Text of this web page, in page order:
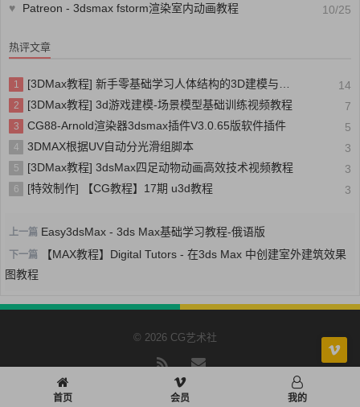
♥
Patreon - 3dsmax fstorm渲染室内动画教程 10/25
热评文章
1 [3DMax教程] 新手零基础学习人体结构的3D建模与技巧教程 14
2 [3DMax教程] 3d游戏建模-场景模型基础训练视频教程 7
3 CG88-Arnold渲染器3dsmax插件V3.0.65版软件插件 5
4 3DMAX根据UV自动分光滑组脚本 3
5 [3DMax教程] 3dsMax四足动物动画高效技术视频教程 3
6 [特效制作] 【CG教程】17期 u3d教程 3
上一篇 Easy3dsMax - 3ds Max基础学习教程-俄语版
下一篇
【MAX教程】Digital Tutors - 在3ds Max 中创建室外建筑效果
图教程
© 2026 CG艺术社
首页 会员 我的